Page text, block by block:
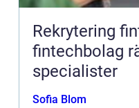
Rekrytering fintech
fintechbolag
specialister
Sofia Blom